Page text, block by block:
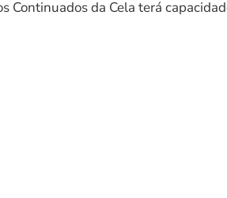
Continuados da Cela terá